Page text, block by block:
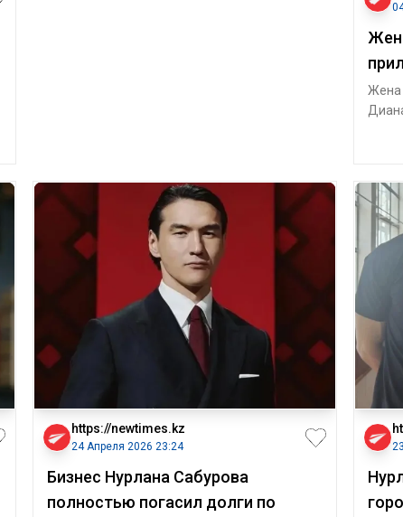
Жена
https://newtimes.kz
24 Апреля 2026 23:24
Бизнес Нурлана Сабурова
полностью погасил долги по